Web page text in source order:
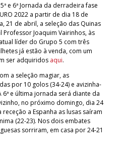
e 6ª Jornada da derradeira fase
2022 a partir de dia 18 de
21 de abril, a seleção das Quinas
Joaquim Vairinhos, às
líder do Grupo 5 com três
já estão à venda, com um
ser adquiridos aqui.
a seleção magiar, as
por 10 golos (34-24) e avizinha-
e última jornada será diante da
no próximo domingo, dia 24
a Espanha as lusas saíram
(22-23). Nos dois embates
sorriram, em casa por 24-21